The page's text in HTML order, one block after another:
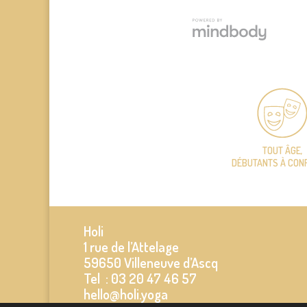
TOUT ÂGE,
DÉBUTANTS À
Holi
1 rue de l’Attelage
59650 Villeneuve d’Ascq
Tel : 03 20 47 46 57
hello@holi.yoga